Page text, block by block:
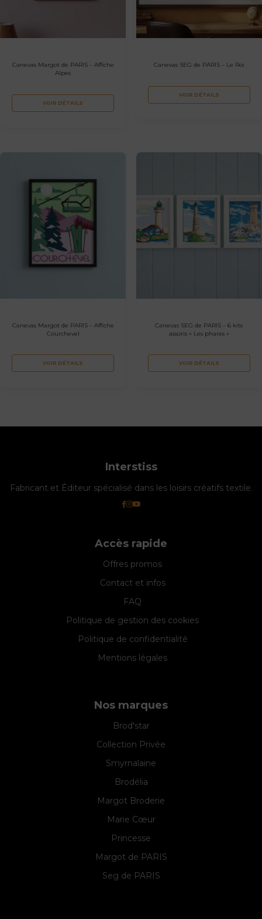
Canevas Margot de PARIS – Affiche
Alpes
VOIR DÉTAILS
Canevas SEG de PARIS – Le Roi
VOIR DÉTAILS
Canevas Margot de PARIS – Affiche
Courchevel
VOIR DÉTAILS
Canevas SEG de PARIS – 6 kits
assoris « Les phares »
VOIR DÉTAILS
Interstiss
Fabricant et Éditeur spécialisé dans les loisirs créatifs textile.
Accès rapide
Offres promos
Contact et infos
FAQ
Politique de gestion des cookies
Politique de confidentialité
Mentions légales
Nos marques
Brod'star
Collection Privée
Smyrnalaine
Brodélia
Margot Broderie
Marie Cœur
Princesse
Margot de PARIS
Seg de PARIS